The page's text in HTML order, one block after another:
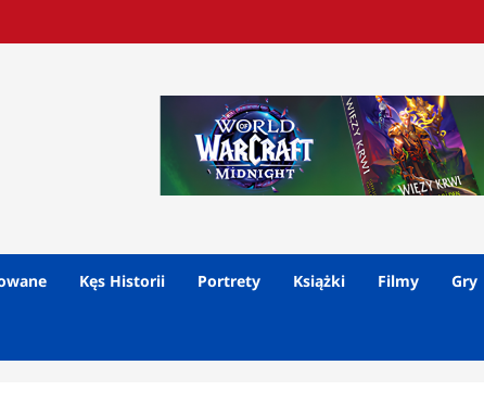
Kęs Historii Portrety Książki Filmy Gry